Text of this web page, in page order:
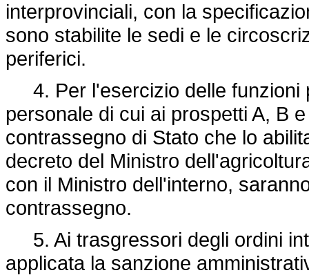
interprovinciali, con la
sono stabilite le sedi e le
periferici.
4. Per l'esercizio delle funzioni
personale di cui ai prospetti A, B
contrassegno di Stato che lo
decreto del Ministro
con il Ministro dell'interno,
contrassegno.
5. Ai trasgressori degli ordini
applicata la sanzione